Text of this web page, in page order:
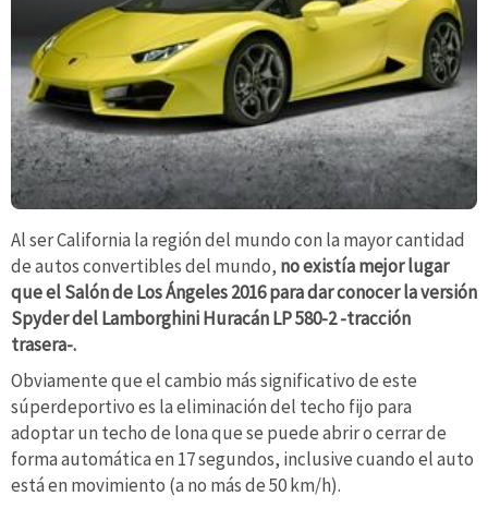
Al ser California la región del mundo con la mayor cantidad
de autos convertibles del mundo, no existía mejor lugar
que el Salón de Los Ángeles 2016 para dar conocer la versión
Spyder del Lamborghini Huracán LP 580-2 -tracción
trasera-.
Obviamente que el cambio más significativo de este
súperdeportivo es la eliminación del techo fijo para
adoptar un techo de lona que se puede abrir o cerrar de
forma automática en 17 segundos, inclusive cuando el auto
está en movimiento (a no más de 50 km/h).